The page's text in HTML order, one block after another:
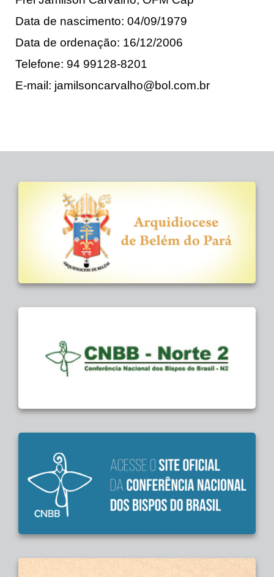
Data de nascimento: 04/09/1979
Data de ordenação: 16/12/2006
Telefone: 94 99128-8201
E-mail: jamilsoncarvalho@bol.com.br